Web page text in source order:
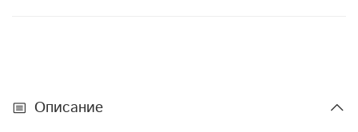
Описание